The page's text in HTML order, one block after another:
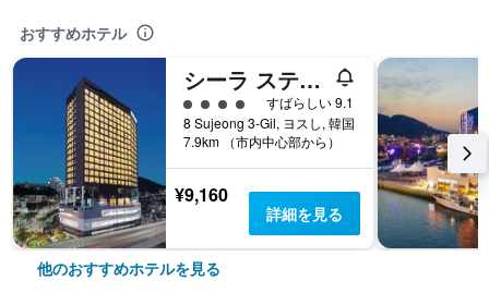
おすすめホテル
シーラ ステイ ヨス エキスポ ステーション
4​クラス評価すばらしい 9.1
8 Sujeong 3-Gil, ヨスし, 韓国
7.9km （市内中心部から）
¥9,160
詳細を見る
他のおすすめホテルを見る